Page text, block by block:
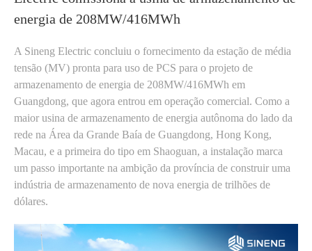
energia de 208MW/416MWh
A Sineng Electric concluiu o fornecimento da estação de média
tensão (MV) pronta para uso de PCS para o projeto de
armazenamento de energia de 208MW/416MWh em
Guangdong, que agora entrou em operação comercial. Como a
maior usina de armazenamento de energia autônoma do lado da
rede na Área da Grande Baía de Guangdong, Hong Kong,
Macau, e a primeira do tipo em Shaoguan, a instalação marca
um passo importante na ambição da província de construir uma
indústria de armazenamento de nova energia de trilhões de
dólares.